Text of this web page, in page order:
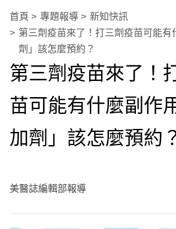
首頁 專題報導
新知快訊
第三劑疫苗來了！打三劑疫苗可能有
劑」該怎麼預約？
第三劑疫苗來了！
苗可能有什麼副作
加劑」該怎麼預約
美醫誌編輯部報導